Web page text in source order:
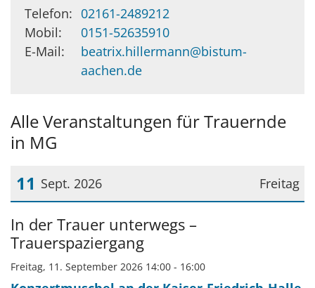
Telefon: 02161-2489212
Mobil:
0151-52635910
E-Mail:
beatrix.hillermann@bistum-
aachen.de
Alle Veranstaltungen für Trauernde
in MG
Freitag
11 Sept. 2026
Datum: 11. September 2026
In der Trauer unterwegs –
Trauerspaziergang
Freitag, 11. September 2026 14:00 - 16:00